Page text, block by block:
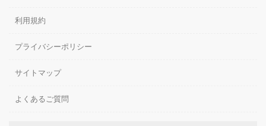
利用規約
プライバシーポリシー
サイトマップ
よくあるご質問